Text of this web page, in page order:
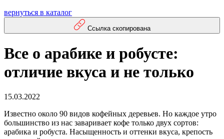
вернуться в каталог
Ссылка скопирована
Все о арабике и робусте:
отличие вкуса и не только
15.03.2022
Известно около 90 видов кофейных деревьев. Но каждое утро
большинство из нас заваривает кофе только двух сортов:
арабика и робуста. Насыщенность и оттенки вкуса, крепость